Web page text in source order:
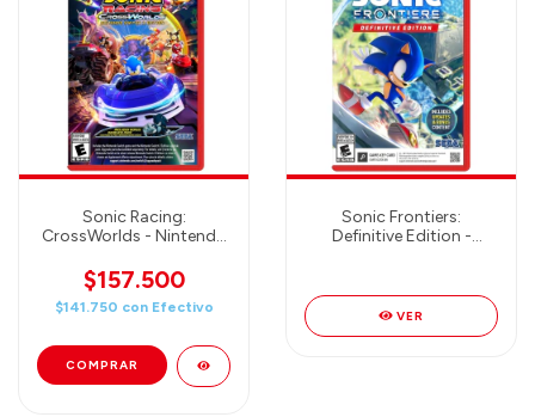
Sonic Racing:
CrossWorlds - Nintendo
$157.500
$141.750 con Efectivo
Sonic Frontiers:
Definitive Edition -
VER